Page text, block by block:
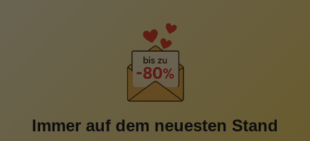
Immer auf dem neuesten Stand